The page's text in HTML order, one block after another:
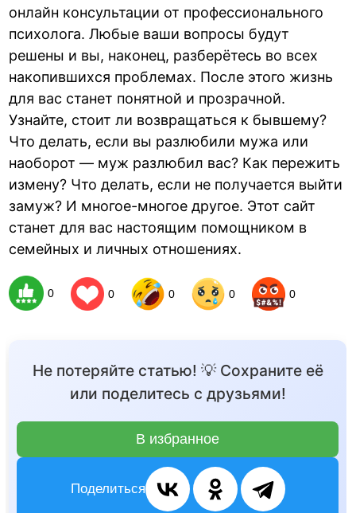
онлайн консультации от профессионального
психолога. Любые ваши вопросы будут
решены и вы, наконец, разберётесь во всех
накопившихся проблемах. После этого жизнь
для вас станет понятной и прозрачной.
Узнайте, стоит ли возвращаться к бывшему?
Что делать, если вы разлюбили мужа или
наоборот — муж разлюбил вас? Как пережить
измену? Что делать, если не получается выйти
замуж? И многое-многое другое. Этот сайт
станет для вас настоящим помощником в
семейных и личных отношениях.
0 0 0 0 0
Не потеряйте статью! 💡 Сохраните её
или поделитесь с друзьями!
В избранное
Поделиться